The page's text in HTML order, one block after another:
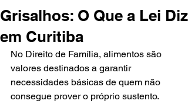
Grisalhos: O Que a Lei Diz
em Curitiba
No Direito de Família, alimentos são
valores destinados a garantir
necessidades básicas de quem não
consegue prover o próprio sustento.